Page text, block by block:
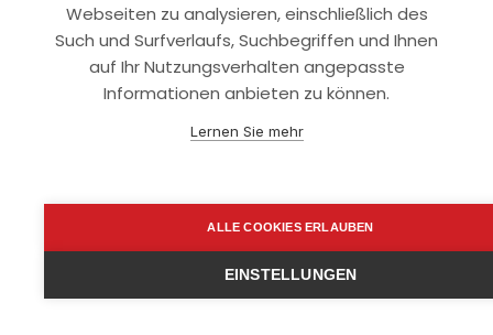
Datenschutz
support@smartkuendigen.de
Webseiten zu analysieren, einschließlich des
Such und Surfverlaufs, Suchbegriffen und Ihnen
auf Ihr Nutzungsverhalten angepasste
Informationen anbieten zu können.
Lernen Sie mehr
ALLE COOKIES ERLAUBEN
EINSTELLUNGEN